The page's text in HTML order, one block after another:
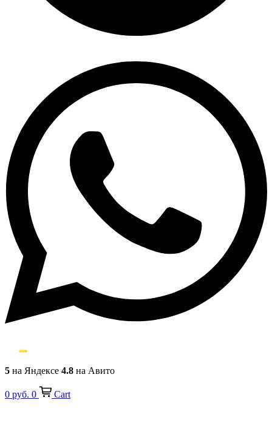
5 на Яндексе 4.8 на Авито
0 руб. 0 Cart